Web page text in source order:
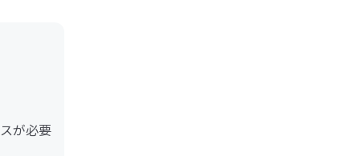
が必要